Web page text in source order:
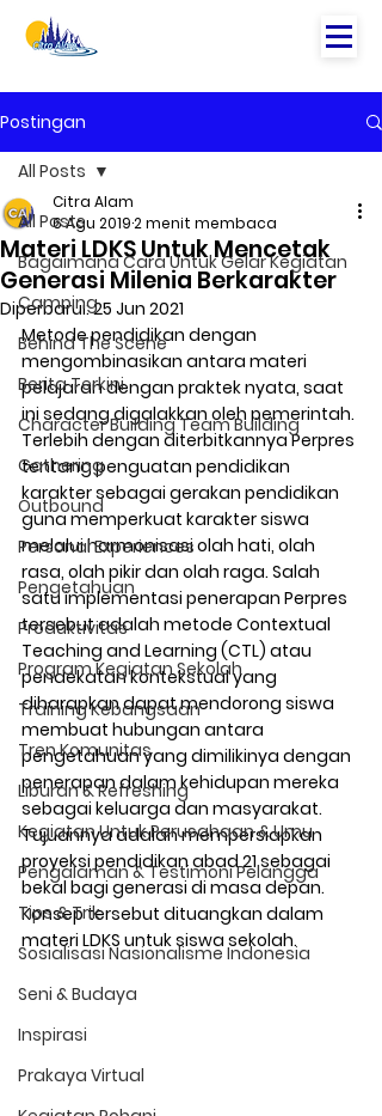
Postingan
All Posts
Bagaimana Cara Untuk Gelar Kegiatan
Camping
Behind The Scene
Berita Terkini
Character Building Team Building
Gathering
Outbound
Personal Experiences
Pengetahuan
Produktivitas
Program Kegiatan Sekolah
Training Kebangsaan
Tren Komunitas
Liburan & Refreshing
Kegiatan Untuk Perusahaan & Umu
Pengalaman & Testimoni Pelangga
Tips & Trik
Sosialisasi Nasionalisme Indonesia
Seni & Budaya
Inspirasi
Prakaya Virtual
All Posts
Materi LDKS Untuk Mencetak
Generasi Milenia Berkarakter
Citra Alam
6 Agu 20192 menit membaca
Diperbarui:25 Jun 2021
Metode pendidikan dengan
mengombinasikan antara materi
pelajaran dengan praktek nyata, saat
ini sedang digalakkan oleh pemerintah.
Terlebih dengan diterbitkannya Perpres
tentang penguatan pendidikan
karakter sebagai gerakan pendidikan
guna memperkuat karakter siswa
melalui harmonisasi olah hati, olah
rasa, olah pikir dan olah raga. Salah
satu implementasi penerapan Perpres
tersebut adalah metode Contextual
Teaching and Learning (CTL) atau
pendekatan kontekstual yang
diharapkan dapat mendorong siswa
membuat hubungan antara
pengetahuan yang dimilikinya dengan
penerapan dalam kehidupan mereka
sebagai keluarga dan masyarakat.
Tujuannya adalah mempersiapkan
proyeksi pendidikan abad 21 sebagai
bekal bagi generasi di masa depan.
Konsep tersebut dituangkan dalam
materi LDKS untuk siswa sekolah.